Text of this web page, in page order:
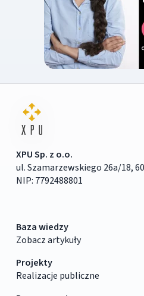
XPU Sp. z o.o.
ul. Szamarzewskiego 26a/18,
NIP: 7792488801
Baza wiedzy
Zobacz artykuły
Projekty
Realizacje publiczne